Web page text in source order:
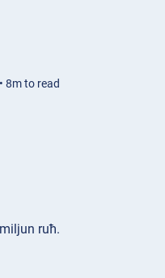
8m to read
ruħ.